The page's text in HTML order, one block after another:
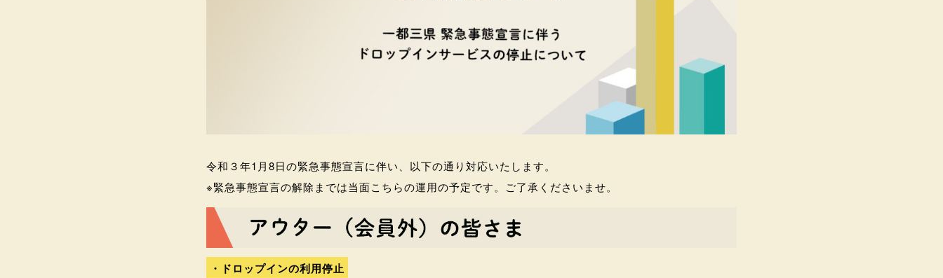
令和３年1月8日の緊急事態宣言に伴い、以下の通り対応いたします。
※緊急事態宣言の解除までは当面こちらの運用の予定です。ご了承くださいませ。
・ドロップインの利用停止